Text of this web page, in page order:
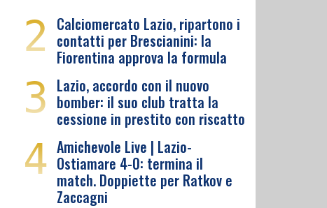
2 Calciomercato Lazio, ripartono i
contatti per Brescianini: la
Fiorentina approva la formula
3 Lazio, accordo con il nuovo
bomber: il suo club tratta la
cessione in prestito con riscatto
4 Amichevole Live | Lazio-
Ostiamare 4-0: termina il
match. Doppiette per Ratkov e
Zaccagni